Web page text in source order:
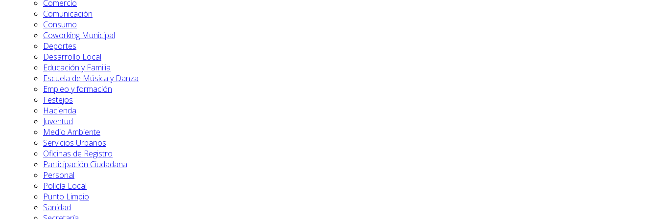
Comercio
Comunicación
Consumo
Coworking Municipal
Deportes
Desarrollo Local
Educación y Familia
Escuela de Música y Danza
Empleo y formación
Festejos
Hacienda
Juventud
Medio Ambiente
Servicios Urbanos
Oficinas de Registro
Participación Ciudadana
Personal
Policía Local
Punto Limpio
Sanidad